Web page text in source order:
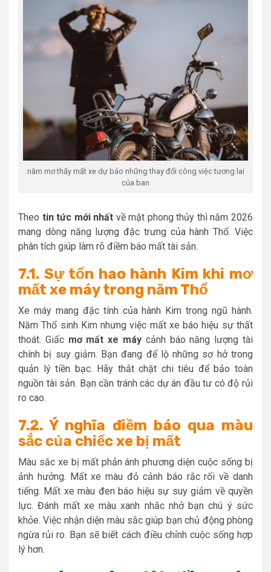
nằm mơ thấy mất xe dự báo những thay đổi công việc tương lai
của ban
Theo tin tức mới nhất về mặt phong thủy thì năm 2026
mang dòng năng lượng đặc trưng của hành Thổ. Việc
phân tích giúp làm rõ điềm báo mất tài sản.
7.1. Sự tổn hao hành Kim khi mơ
mất xe máy trong năm Thổ
Xe máy mang đặc tính của hành Kim trong ngũ hành.
Năm Thổ sinh Kim nhưng việc mất xe báo hiệu sự thất
thoát. Giấc mơ mất xe máy cảnh báo năng lượng tài
chính bị suy giảm. Bạn đang để lộ những sơ hở trong
quản lý tiền bạc. Hãy thắt chặt chi tiêu để bảo toàn
nguồn tài sản. Bạn cần tránh các dự án đầu tư có độ rủi
ro cao.
7.2. Ý nghĩa điềm báo qua màu
sắc của chiếc xe bị mất
Màu sắc xe bị mất phản ánh phương diện cuộc sống bị
ảnh hưởng. Mất xe màu đỏ cảnh báo rắc rối về danh
tiếng. Mất xe màu đen báo hiệu sự suy giảm về quyền
lực. Đánh mất xe màu xanh nhắc nhở bạn chú ý sức
khỏe. Việc nhận diện màu sắc giúp bạn chủ động phòng
ngừa rủi ro. Bạn sẽ biết cách điều chỉnh cuộc sống hợp
lý hơn.